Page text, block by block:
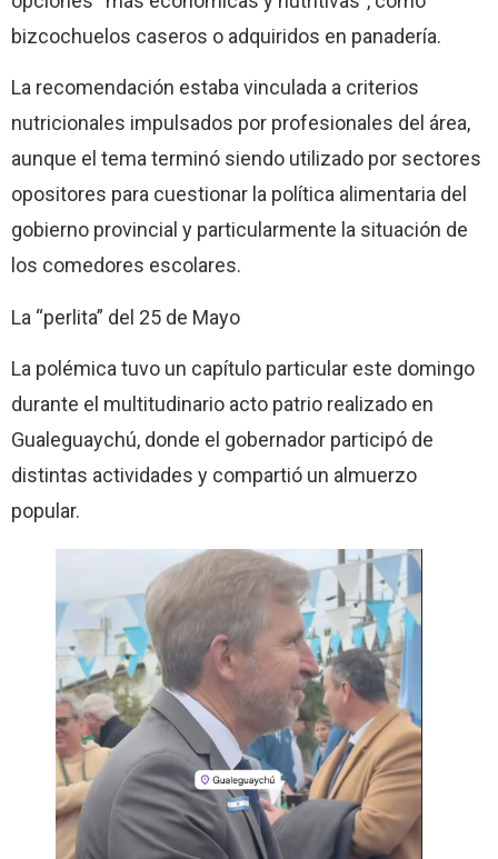
bizcochuelos caseros o adquiridos en panadería.
La recomendación estaba vinculada a criterios
nutricionales impulsados por profesionales del área,
aunque el tema terminó siendo utilizado por sectores
opositores para cuestionar la política alimentaria del
gobierno provincial y particularmente la situación de
los comedores escolares.
La “perlita” del 25 de Mayo
La polémica tuvo un capítulo particular este domingo
durante el multitudinario acto patrio realizado en
Gualeguaychú, donde el gobernador participó de
distintas actividades y compartió un almuerzo
popular.